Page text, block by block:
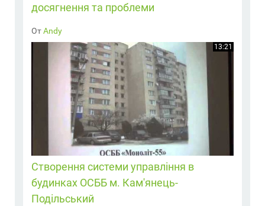
досягнення та проблеми
ОтAndy
13:21
Створення системи управління в
будинках ОСББ м. Кам'янець-
Подільський